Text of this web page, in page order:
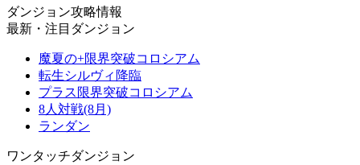
ダンジョン攻略情報
最新・注目ダンジョン
魔夏の+限界突破コロシアム
転生シルヴィ降臨
プラス限界突破コロシアム
8人対戦(8月)
ランダン
ワンタッチダンジョン